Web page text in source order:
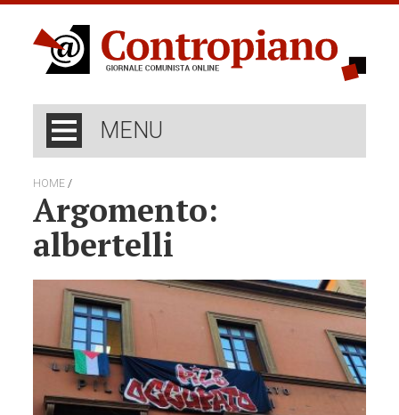
MENU
HOME /
Argomento:
albertelli